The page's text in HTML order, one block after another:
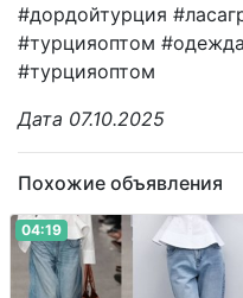
#дордойтурция
#турцияоптом
#турцияоптом
Дата 07.10.2025
Похожие объявления
04:19